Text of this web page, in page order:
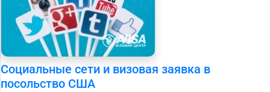
Социальные сети и визовая заявка в
посольство США